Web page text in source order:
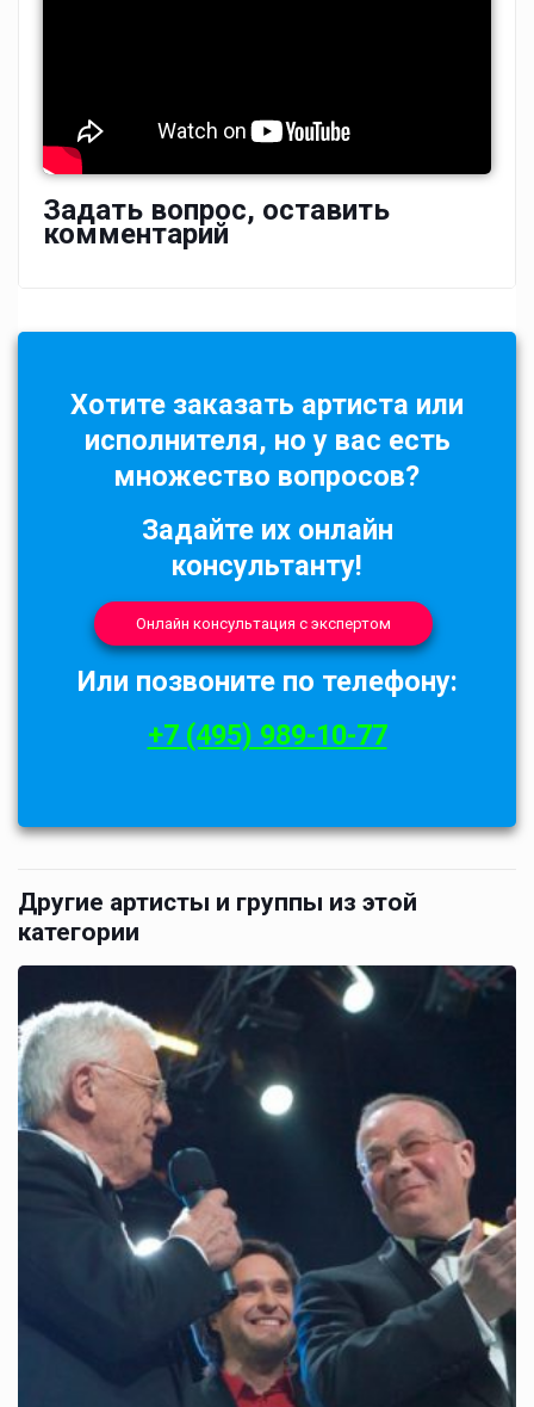
Задать вопрос, оставить
комментарий
Хотите заказать артиста или
исполнителя, но у вас есть
множество вопросов?
Задайте их онлайн
консультанту!
Онлайн консультация с экспертом
Или позвоните по телефону:
+7 (495) 989-10-77
Другие артисты и группы из этой
категории